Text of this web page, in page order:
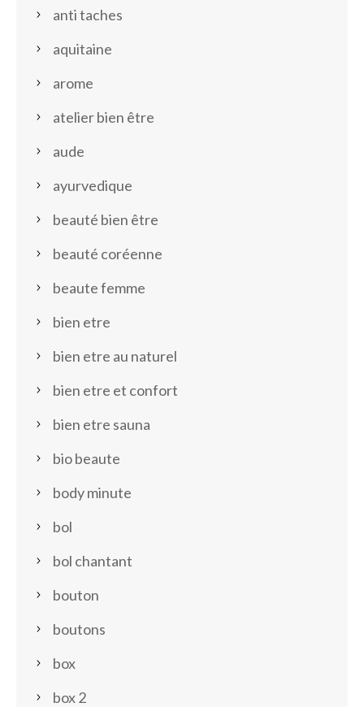
anti taches
aquitaine
arome
atelier bien être
aude
ayurvedique
beauté bien être
beauté coréenne
beaute femme
bien etre
bien etre au naturel
bien etre et confort
bien etre sauna
bio beaute
body minute
bol
bol chantant
bouton
boutons
box
box 2